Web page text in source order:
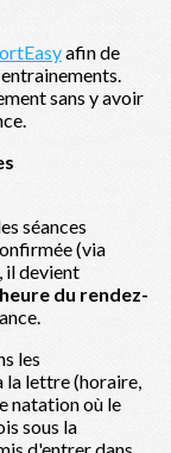
afin de
sans y avoir
séances
(via
il devient
du rendez-
les
la lettre (horaire,
natation où le
sous la